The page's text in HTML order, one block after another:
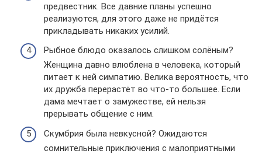
предвестник. Все давние планы успешно
реализуются, для этого даже не придётся
прикладывать никаких усилий.
Рыбное блюдо оказалось слишком солёным?
Женщина давно влюблена в человека, который
питает к ней симпатию. Велика вероятность, что
их дружба перерастёт во что-то большее. Если
дама мечтает о замужестве, ей нельзя
прерывать общение с ним.
Скумбрия была невкусной? Ожидаются
сомнительные приключения с малоприятными